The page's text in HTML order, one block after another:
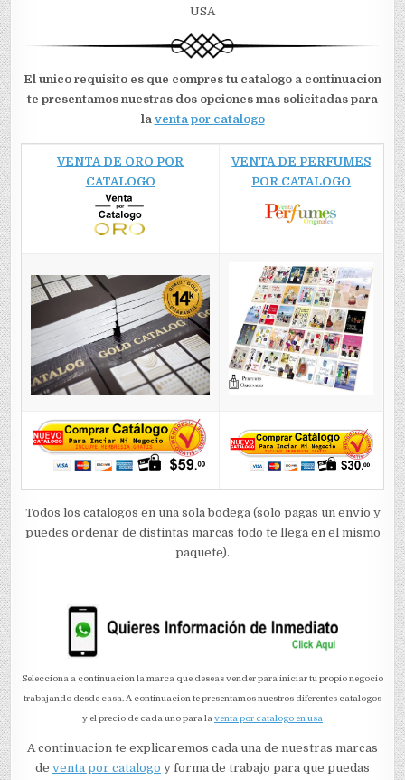
USA
El unico requisito es que compres tu catalogo a continuacion
te presentamos nuestras dos opciones mas solicitadas para
la venta por catalogo
VENTA DE ORO POR
CATALOGO
VENTA DE PERFUMES
POR CATALOGO
Todos los catalogos en una sola bodega (solo pagas un envio y
puedes ordenar de distintas marcas todo te llega en el mismo
paquete).
Selecciona a continuacion la marca que deseas vender para iniciar tu propio negocio
trabajando desde casa. A continuacion te presentamos nuestros diferentes catalogos
y el precio de cada uno para laventa por catalogo en usa
A continuacion te explicaremos cada una de nuestras marcas
de venta por catalogo y forma de trabajo para que puedas